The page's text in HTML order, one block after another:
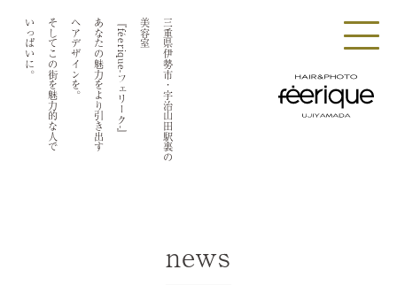
三重県伊勢市・宇治山田駅裏の
美容室
『féerique-フェリーク-』
あなたの魅力をより引き出す
ヘアデザインを。
そしてこの街を魅力的な人で
いっぱいに。
news